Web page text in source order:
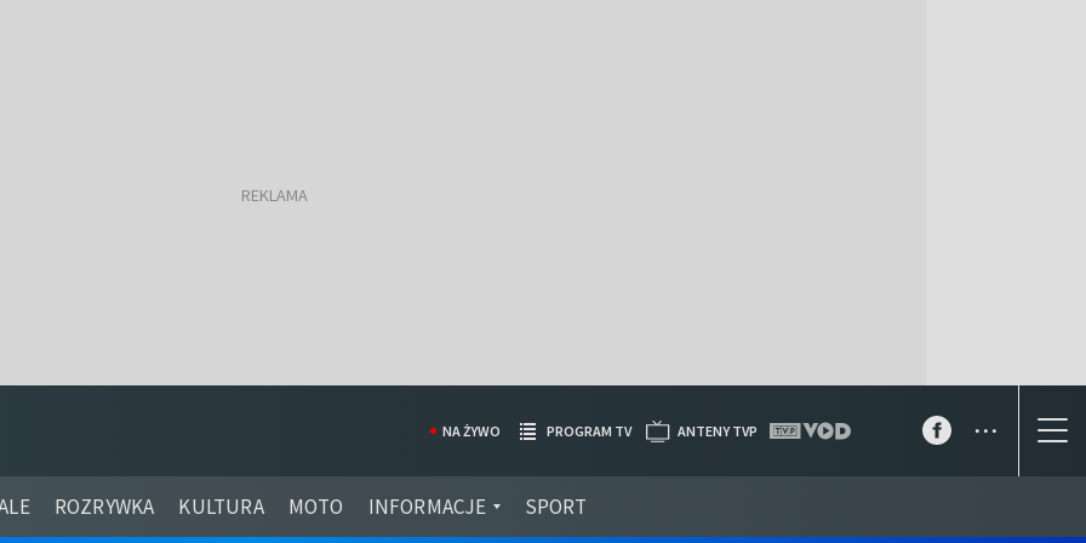
ROZRYWKA KULTURA MOTO INFORMACJE SPORT
NA ŻYWO PROGRAM TV ANTENY TVP ...